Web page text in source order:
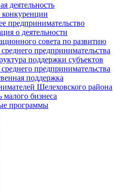
деятельность
конкуренции
предпринимательство
о деятельности
совета по развитию
предпринимательства
поддержки субъектов
предпринимательства
поддержка
Шелеховского района
малого бизнеса
программы